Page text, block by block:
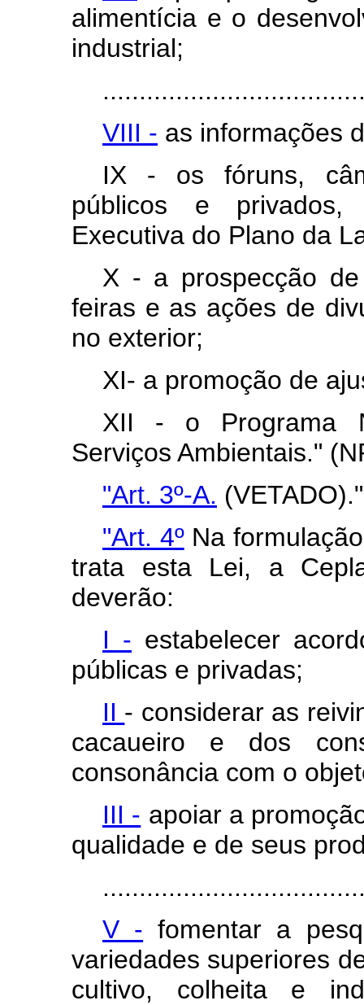
alimentícia e o
industrial;
VIII - as informações
IX - os fóruns,
públicos e privados,
Executiva do Plano da
X - a prospecção
feiras e as ações de
no exterior;
XI- a promoção de
XII - o Programa
Serviços Ambientais."
"Art. 3º-A. (VETADO)."
"Art. 4ºNa
trata esta Lei, a
deverão:
I - estabelecer
públicas e privadas;
II - considerar as
cacaueiro e dos
consonância com o
III - apoiar a
qualidade e de seus
V - fomentar a
variedades superiores
cultivo, colheita e